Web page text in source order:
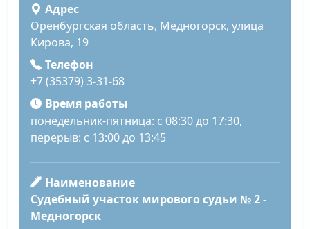
Адрес
Оренбургская область, Медногорск, улица
Кирова, 19
Телефон
+7 (35379) 3-31-68
Время работы
понедельник-пятница: с 08:30 до 17:30,
перерыв: с 13:00 до 13:45
Наименование
Судебный участок мирового судьи № 2 -
Медногорск